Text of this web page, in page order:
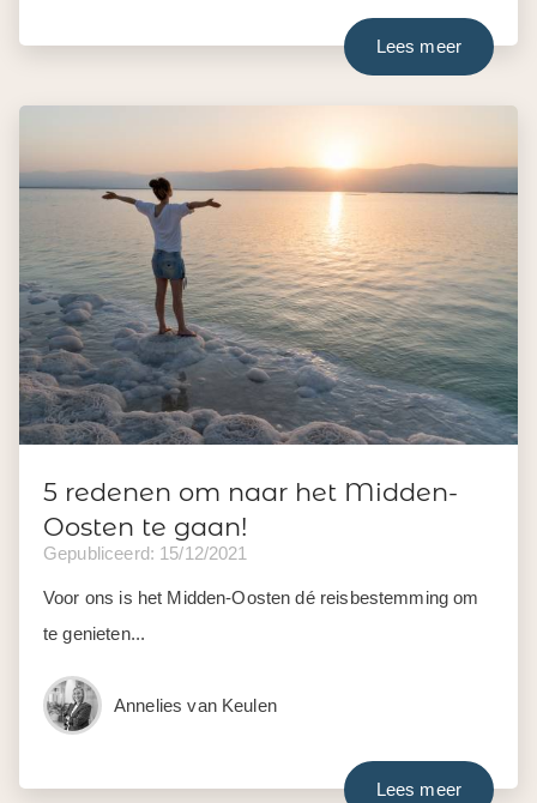
Lees meer
5 redenen om naar het Midden-
Oosten te gaan!
Gepubliceerd: 15/12/2021
Voor ons is het Midden-Oosten dé reisbestemming om
te genieten...
Annelies van Keulen
Lees meer